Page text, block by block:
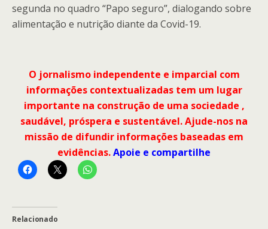
segunda no quadro “Papo seguro”, dialogando sobre
alimentação e nutrição diante da Covid-19.
O jornalismo independente e imparcial com
informações contextualizadas tem um lugar
importante na construção de uma sociedade ,
saudável, próspera e sustentável. Ajude-nos na
missão de difundir informações baseadas em
evidências.Apoie e compartilhe
Relacionado